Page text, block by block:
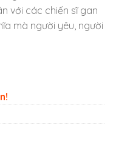
với các chiến sĩ gan
mà người yêu, người